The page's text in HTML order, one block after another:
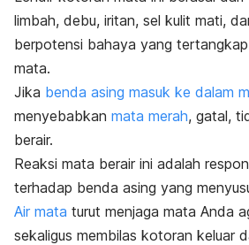
limbah, debu, iritan, sel kulit mati,
berpotensi bahaya yang
mata.
Jika benda asing masuk ke dalam
menyebabkan mata merah, gatal,
berair.
Reaksi mata berair ini adalah
terhadap benda asing yang
Air mata turut menjaga mata Anda
sekaligus membilas kotoran keluar